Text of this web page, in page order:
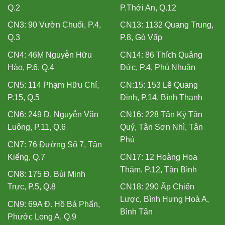
Q.2
CN3: 90 Vườn Chuối, P.4,
Q.3
CN4: 46M Nguyễn Hữu
Hào, P.6, Q.4
CN5: 114 Phạm Hữu Chí,
P.15, Q.5
CN6: 249 Đ. Nguyễn Văn
Luông, P.11, Q.6
CN7: 76 Đường Số 7, Tân
Kiểng, Q.7
CN8: 175 Đ. Bùi Minh
Trực, P.5, Q.8
CN9: 69A Đ. Hồ Bá Phấn,
Phước Long A, Q.9
P.Thới An, Q.12
CN13: 1132 Quang Trung,
P.8, Gò Vấp
CN14: 86 Thích Quảng
Đức, P.4, Phú Nhuận
CN:15: 153 Lê Quang
Định, P.14, Bình Thạnh
CN16: 228 Tân Kỳ Tân
Quý, Tân Sơn Nhì, Tân
Phú
CN17: 12 Hoàng Hoa
Thám, P.12, Tân Bình
CN18: 290 Ấp Chiến
Lược, Bình Hưng Hoà A,
Bình Tân